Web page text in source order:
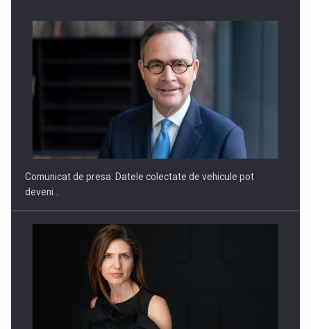
ROOTED IN ROMANIA, BUILT TO DELIVER TECHNOLOGY FOR
PUTTING ROMANIAN CORPORATE COMPANIES ON THE
Comunicat de presa: Datele colectate de vehicule pot
deveni…